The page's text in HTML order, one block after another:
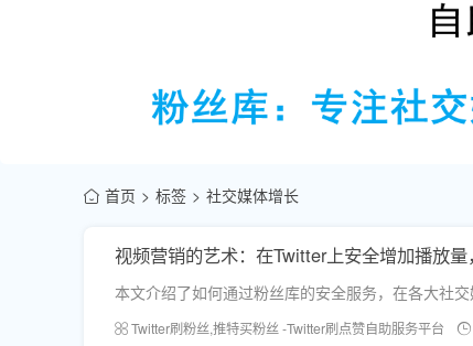
首页 标签 社交媒体增长
视频营销的艺术：在Twitter上安全增加播放
本文介绍了如何通过粉丝库的安全服务，在各大社
Twitter刷粉丝,推特买粉丝 -Twitter刷点赞自助服务平台